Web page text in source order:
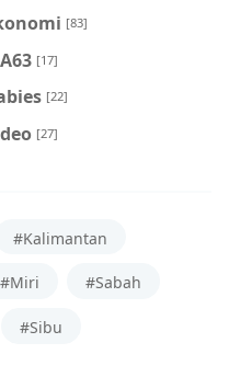
[83]
[17]
[22]
[27]
#Kalimantan
#Miri #Sabah
#Sibu